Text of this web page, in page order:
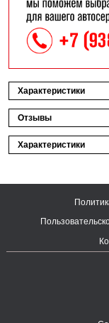
Характеристики
Отзывы
Характеристики